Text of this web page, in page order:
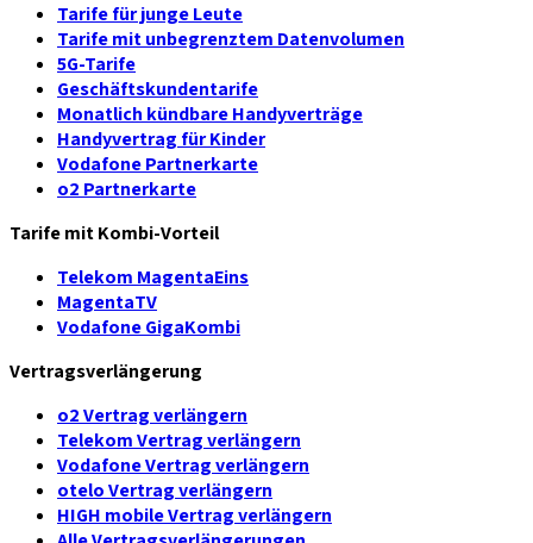
Tarife für junge Leute
Tarife mit unbegrenztem Datenvolumen
5G-Tarife
Geschäftskundentarife
Monatlich kündbare Handyverträge
Handyvertrag für Kinder
Vodafone Partnerkarte
o2 Partnerkarte
Tarife mit Kombi-Vorteil
Telekom MagentaEins
MagentaTV
Vodafone GigaKombi
Vertragsverlängerung
o2 Vertrag verlängern
Telekom Vertrag verlängern
Vodafone Vertrag verlängern
otelo Vertrag verlängern
HIGH mobile Vertrag verlängern